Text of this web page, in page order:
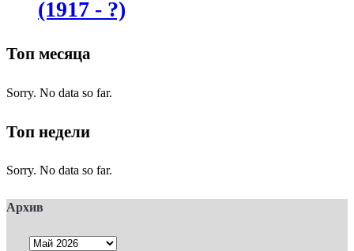
(1917 - ?)
Топ месяца
Sorry. No data so far.
Топ недели
Sorry. No data so far.
Архив